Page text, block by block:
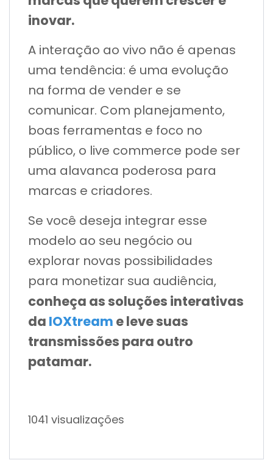
inovar.
A interação ao vivo não é apenas
uma tendência: é uma evolução
na forma de vender e se
comunicar. Com planejamento,
boas ferramentas e foco no
público, o live commerce pode ser
uma alavanca poderosa para
marcas e criadores.
Se você deseja integrar esse
modelo ao seu negócio ou
explorar novas possibilidades
para monetizar sua audiência,
conheça as soluções interativas
da IOXtream e leve suas
transmissões para outro
patamar.
1041 visualizações